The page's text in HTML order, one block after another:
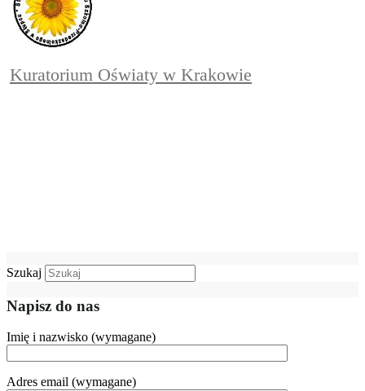
Kuratorium Oświaty w Krakowie
Szukaj
Napisz do nas
Imię i nazwisko (wymagane)
Adres email (wymagane)